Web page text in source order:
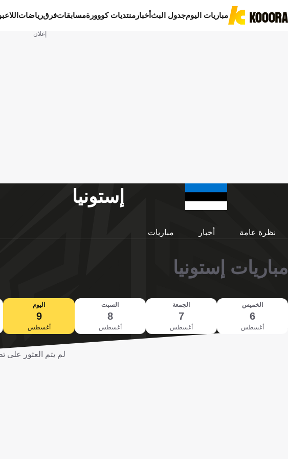
مباريات اليومجدول البثأخبار منتديات كووورةمسابقاتفرقرياضات
إعلان
إستونيا
نظرة عامة أخبار مباريات
مباريات إستونيا
الخميس
6
أغسطس
الجمعة
7
أغسطس
السبت
8
أغسطس
اليوم
9
أغسطس
لم يتم العثور على